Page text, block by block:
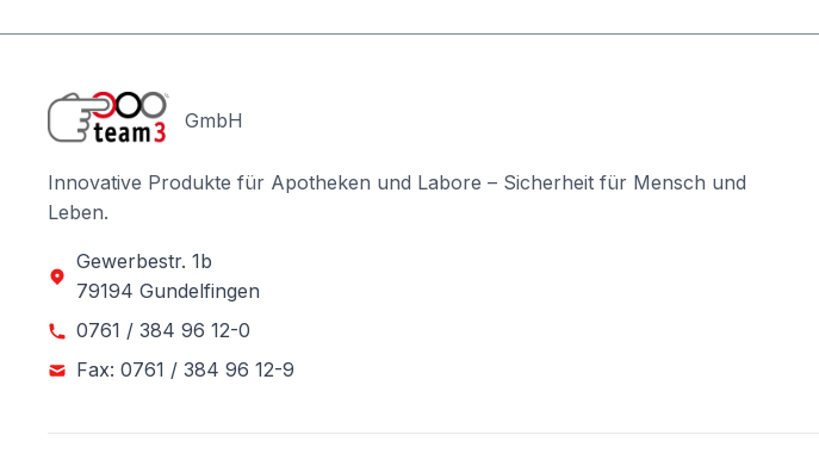
GmbH
Innovative Produkte für Apotheken und Labore – Sicherheit für Mensch und
Leben.
Gewerbestr. 1b
79194 Gundelfingen
0761 / 384 96 12-0
Fax: 0761 / 384 96 12-9